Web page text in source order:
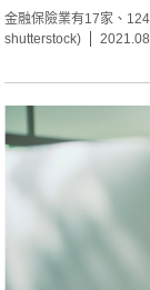
金融保險業有17家、
shutterstock)